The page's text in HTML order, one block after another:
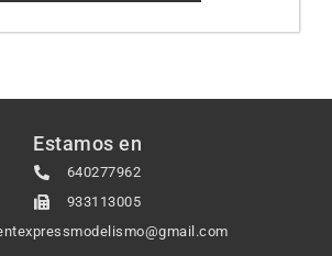
Estamos en
640277962
933113005